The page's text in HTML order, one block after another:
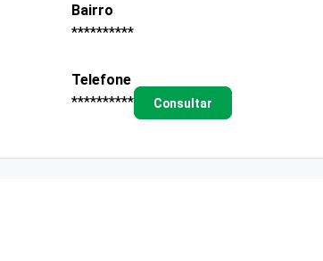
Bairro
**********
Telefone
**********
Consultar